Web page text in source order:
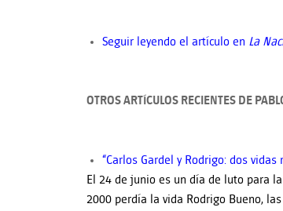
Seguir leyendo el artículo en La
OTROS ARTÍCULOS RECIENTES DE
“Carlos Gardel y Rodrigo: dos
El 24 de junio es un día de luto para
2000 perdía la vida Rodrigo Bueno,